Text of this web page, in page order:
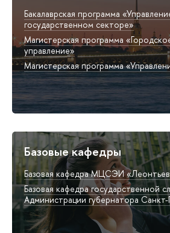
Бакалаврская программа
государственном секторе»
Магистерская программа
управление»
Магистерская программа
Базовые кафедры
Базовая кафедра МЦСЭИ
Базовая кафедра государственной
Администрации губернатора